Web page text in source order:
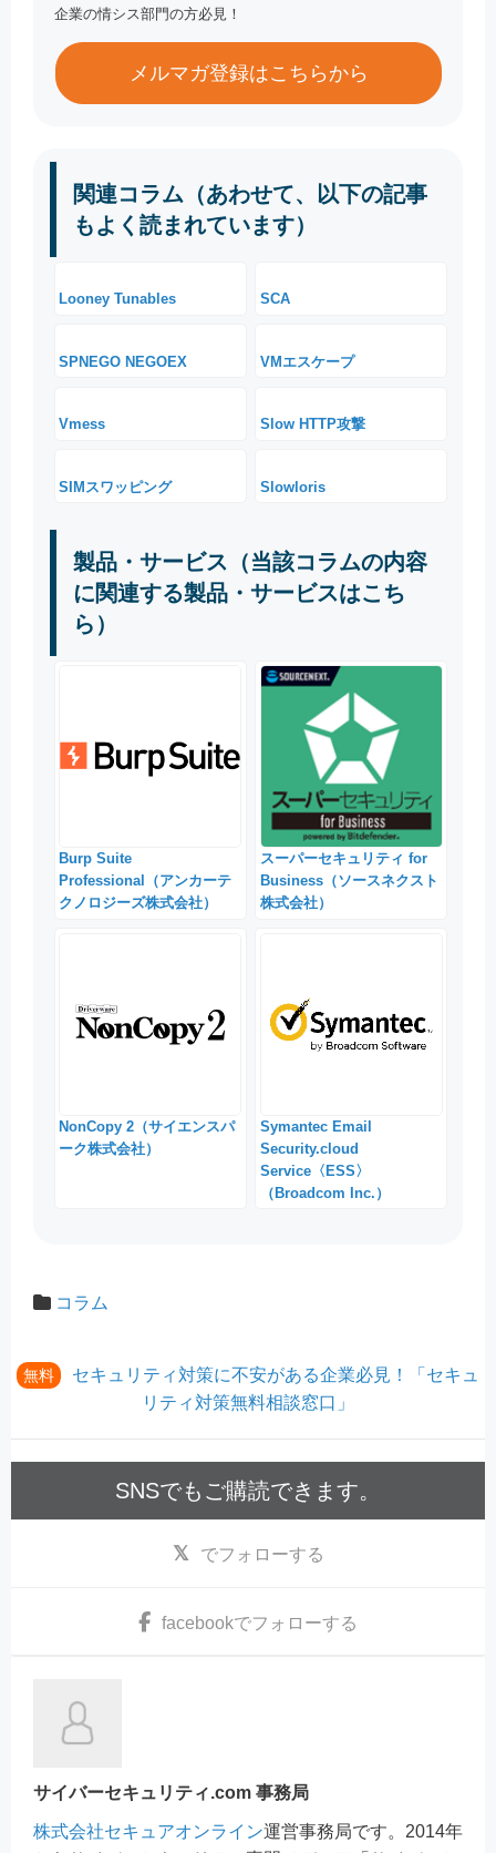
企業の情シス部門の方必見！
メルマガ登録はこちらから
関連コラム（あわせて、以下の記事
もよく読まれています）
Looney Tunables SCA
SPNEGO NEGOEX VMエスケープ
Vmess Slow HTTP攻撃
SIMスワッピング Slowloris
製品・サービス（当該コラムの内容
に関連する製品・サービスはこち
ら）
Burp Suite
Professional（アンカーテ
クノロジーズ株式会社）
スーパーセキュリティ for
Business（ソースネクスト
株式会社）
NonCopy 2（サイエンスパ
ーク株式会社）
Symantec Email
Security.cloud
Service〈ESS〉
（Broadcom Inc.）
コラム
無料
セキュリティ対策に不安がある企業必見！「セキュ
リティ対策無料相談窓口」
SNSでもご購読できます。
でフォローする
facebookでフォローする
サイバーセキュリティ.com 事務局
株式会社セキュアオンライン運営事務局です。2014年